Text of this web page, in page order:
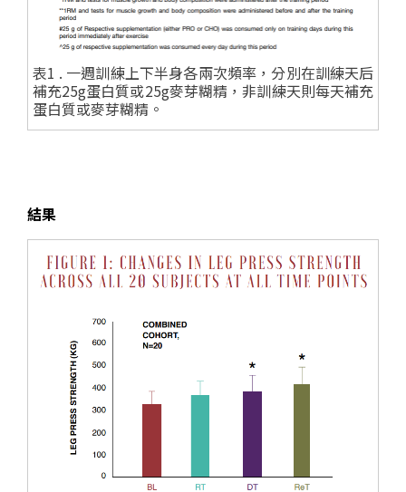
表1 . 一週訓練上下半身各兩次頻率，分別在訓練天后
補充25g蛋白質或25g麥芽糊精，非訓練天則每天補充
蛋白質或麥芽糊精。
結果